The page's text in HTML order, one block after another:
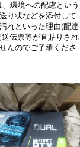
環境への配慮という
り状などを添付して
れといった理由(配達
伝票等が直貼りされ
んのでご了承くださ